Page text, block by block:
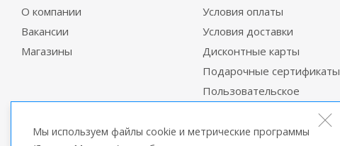
О компании
Вакансии
Магазины
Условия оплаты
Условия доставки
Дисконтные карты
Подарочные сертификаты
Пользовательское
соглашение
Мы используем файлы cookie и метрические программы